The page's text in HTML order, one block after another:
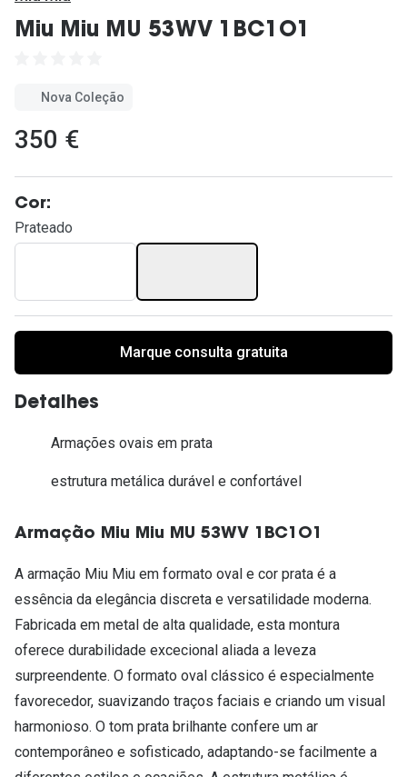
Miu Miu MU 53WV 1BC1O1
Nova Coleção
350 €
Cor:
Prateado
Marque consulta gratuita
Detalhes
Armações ovais em prata
estrutura metálica durável e confortável
Armação Miu Miu MU 53WV 1BC1O1
A armação Miu Miu em formato oval e cor prata é a
essência da elegância discreta e versatilidade moderna.
Fabricada em metal de alta qualidade, esta montura
oferece durabilidade excecional aliada a leveza
surpreendente. O formato oval clássico é especialmente
favorecedor, suavizando traços faciais e criando um visual
harmonioso. O tom prata brilhante confere um ar
contemporâneo e sofisticado, adaptando-se facilmente a